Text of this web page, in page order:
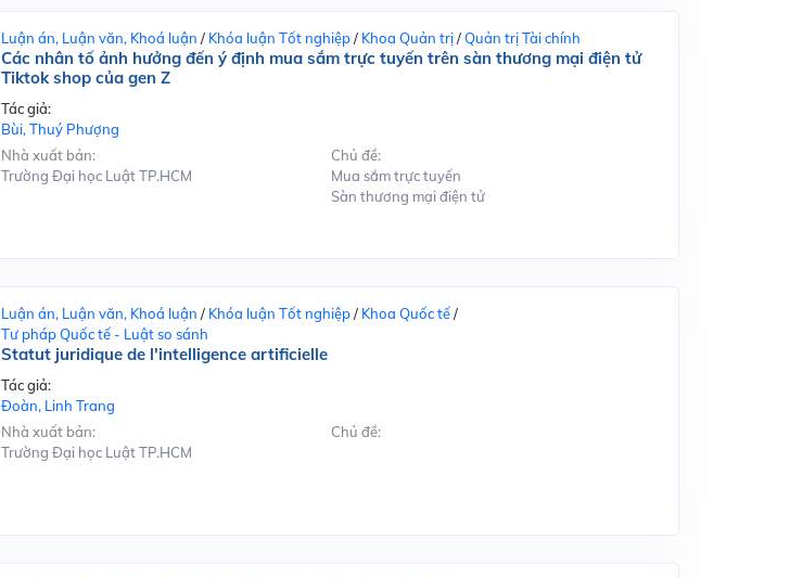
Luận án, Luận văn, Khoá luận / Khóa luận Tốt nghiệp/ Khoa Quản trị/Quản trị Tài chính
Các nhân tố ảnh hưởng đến ý định mua sắm trực tuyến trên sàn thương mại điện tử
Tiktok shop của gen Z
Tác giả:
Bùi, Thuý Phượng
Nhà xuất bản:
Trường Đại học Luật TP.HCM
Chủ đề:
Mua sắm trực tuyến
Sàn thương mại điện tử
Luận án, Luận văn, Khoá luận / Khóa luận Tốt nghiệp/ Khoa Quốc tế/
Tư pháp Quốc tế - Luật so sánh
Statut juridique de l'intelligence artificielle
Tác giả:
Đoàn, Linh Trang
Nhà xuất bản:
Trường Đại học Luật TP.HCM
Chủ đề: